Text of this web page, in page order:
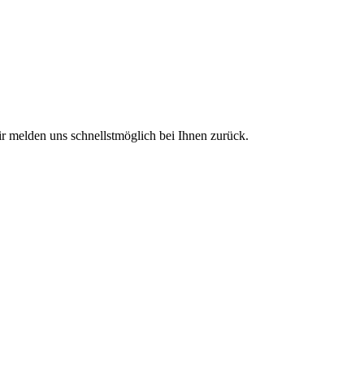
uns schnellstmöglich bei Ihnen zurück.